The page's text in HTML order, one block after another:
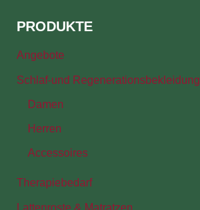
PRODUKTE
Angebote
Schlaf-und Regenerationsbekleidung
Damen
Herren
Accessoires
Therapiebedarf
Lattenroste & Matratzen